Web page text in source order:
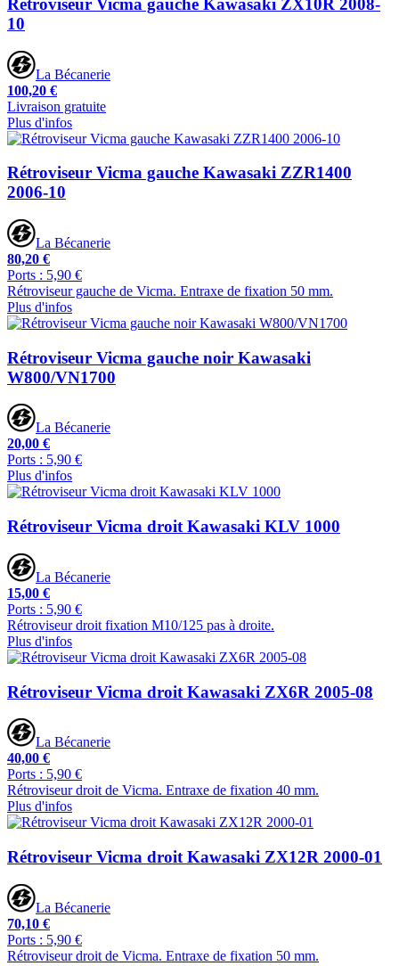
Rétroviseur Vicma gauche Kawasaki ZX10R 2008-
10
La Bécanerie
100,20 €
Livraison gratuite
Plus d'infos
Rétroviseur Vicma gauche Kawasaki ZZR1400
2006-10
La Bécanerie
80,20 €
Ports : 5,90 €
Rétroviseur gauche de Vicma. Entraxe de fixation 50 mm.
Plus d'infos
Rétroviseur Vicma gauche noir Kawasaki
W800/VN1700
La Bécanerie
20,00 €
Ports : 5,90 €
Plus d'infos
Rétroviseur Vicma droit Kawasaki KLV 1000
La Bécanerie
15,00 €
Ports : 5,90 €
Rétroviseur droit fixation M10/125 pas à droite.
Plus d'infos
Rétroviseur Vicma droit Kawasaki ZX6R 2005-08
La Bécanerie
40,00 €
Ports : 5,90 €
Rétroviseur droit de Vicma. Entraxe de fixation 40 mm.
Plus d'infos
Rétroviseur Vicma droit Kawasaki ZX12R 2000-01
La Bécanerie
70,10 €
Ports : 5,90 €
Rétroviseur droit de Vicma. Entraxe de fixation 50 mm.